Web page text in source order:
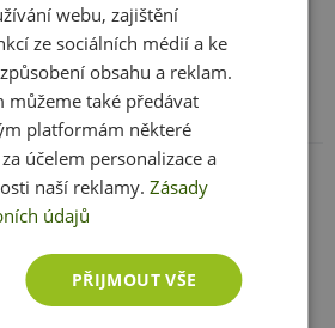
23,9g
12,7g
17,8g
0,02g
, 37% čokoláda hořká Equador
cukr, kakaové máslo,
lecithin, přírodní vanilka v
sekané.
celé parametry
Hodnotil již 1 zákazník
webu, zajištění
ze sociálních médií a ke
obsahu a reklam.
můžeme také předávat
platformám některé
účelem personalizace a
naší reklamy.Zásady
údajů
PŘIJMOUT VŠE